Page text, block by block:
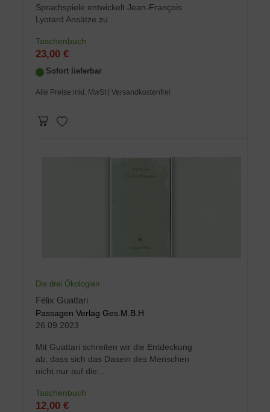
Sprachspiele entwickelt Jean-François
Lyotard Ansätze zu ...
Taschenbuch
23,00 €
Sofort lieferbar
Alle Preise inkl. MwSt | Versandkostenfrei
Die drei Ökologien
Félix Guattari
Passagen Verlag Ges.M.B.H
26.09.2023
Mit Guattari schreiten wir die Entdeckung
ab, dass sich das Dasein des Menschen
nicht nur auf die...
Taschenbuch
12,00 €